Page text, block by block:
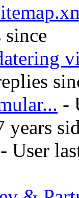
-
years
- User